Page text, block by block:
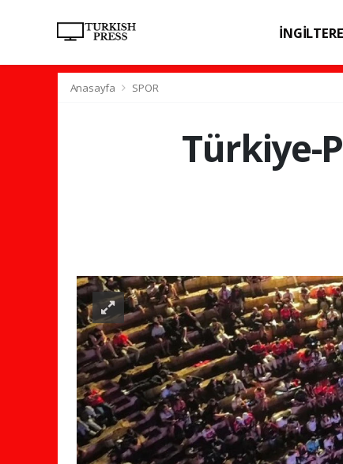
İNGİLTERE
Anasayfa SPOR
Türkiye-